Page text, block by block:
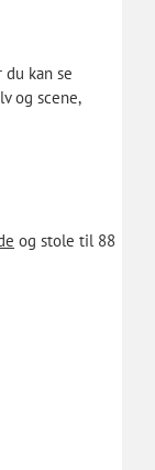
du kan se
og scene,
og stole til 88